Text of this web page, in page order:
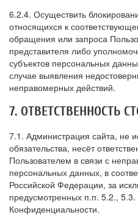
6.2.4. Осуществить
относящихся к
обращения или запроса
представителя либо
субъектов персональных
случае выявления
неправомерных действий.
7. ОТВЕТСТВЕННОСТЬ
7.1. Администрация сайта, не
обязательства, несёт
Пользователем в связи с
персональных данных, в
Российской Федерации, за
предусмотренных п.п. 5.2.,
Конфиденциальности.